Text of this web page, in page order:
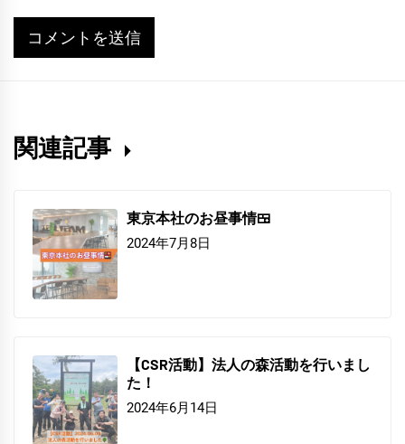
関連記事
東京本社のお昼事情🍱
2024年7月8日
【CSR活動】法人の森活動を行いまし
た！
2024年6月14日